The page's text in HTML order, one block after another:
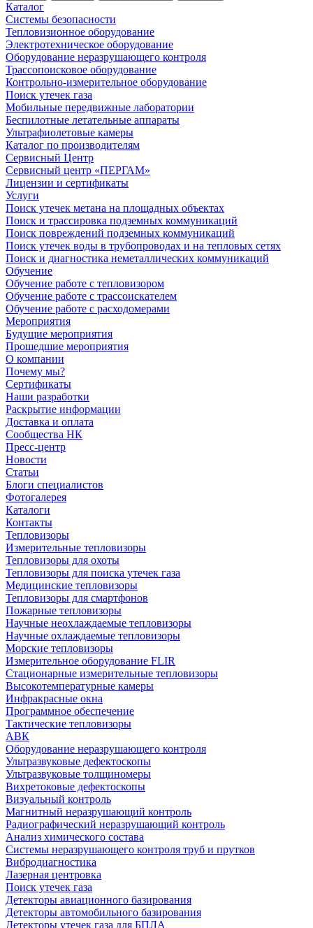
Каталог
Системы безопасности
Тепловизионное оборудование
Электротехническое оборудование
Оборудование неразрушающего контроля
Трассопоисковое оборудование
Контрольно-измерительное оборудование
Поиск утечек газа
Мобильные передвижные лаборатории
Беспилотные летательные аппараты
Ультрафиолетовые камеры
Каталог по производителям
Сервисный Центр
Сервисный центр «ПЕРГАМ»
Лицензии и сертификаты
Услуги
Поиск утечек метана на площадных объектах
Поиск и трассировка подземных коммуникаций
Поиск повреждений подземных коммуникаций
Поиск утечек воды в трубопроводах и на тепловых сетях
Поиск и диагностика неметаллических коммуникаций
Обучение
Обучение работе с тепловизором
Обучение работе с трассоискателем
Обучение работе с расходомерами
Мероприятия
Будущие мероприятия
Прошедшие мероприятия
О компании
Почему мы?
Сертификаты
Наши разработки
Раскрытие информации
Доставка и оплата
Сообщества НК
Пресс-центр
Новости
Статьи
Блоги специалистов
Фотогалерея
Каталоги
Контакты
Тепловизоры
Измерительные тепловизоры
Тепловизоры для охоты
Тепловизоры для поиска утечек газа
Медицинские тепловизоры
Тепловизоры для смартфонов
Пожарные тепловизоры
Научные неохлаждаемые тепловизоры
Научные охлаждаемые тепловизоры
Морские тепловизоры
Измерительное оборудование FLIR
Стационарные измерительные тепловизоры
Высокотемпературные камеры
Инфракрасные окна
Программное обеспечение
Тактические тепловизоры
АВК
Оборудование неразрушающего контроля
Ультразвуковые дефектоскопы
Ультразвуковые толщиномеры
Вихретоковые дефектоскопы
Визуальный контроль
Магнитный неразрушающий контроль
Радиографический неразрушающий контроль
Анализ химического состава
Системы неразрушающего контроля труб и прутков
Вибродиагностика
Лазерная центровка
Поиск утечек газа
Детекторы авиационного базирования
Детекторы автомобильного базирования
Детекторы утечек газа для БПЛА